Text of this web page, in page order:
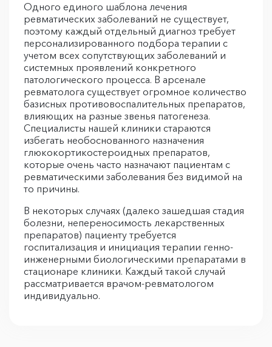
Одного единого шаблона лечения
ревматических заболеваний не существует,
поэтому каждый отдельный диагноз требует
персонализированного подбора терапии с
учетом всех сопутствующих заболеваний и
системных проявлений конкретного
патологического процесса. В арсенале
ревматолога существует огромное количество
базисных противовоспалительных препаратов,
влияющих на разные звенья патогенеза.
Специалисты нашей клиники стараются
избегать необоснованного назначения
глюкокортикостероидных препаратов,
которые очень часто назначают пациентам с
ревматическими заболевания без видимой на
то причины.
В некоторых случаях (далеко зашедшая стадия
болезни, непереносимость лекарственных
препаратов) пациенту требуется
госпитализация и инициация терапии генно-
инженерными биологическими препаратами в
стационаре клиники. Каждый такой случай
рассматривается врачом-ревматологом
индивидуально.